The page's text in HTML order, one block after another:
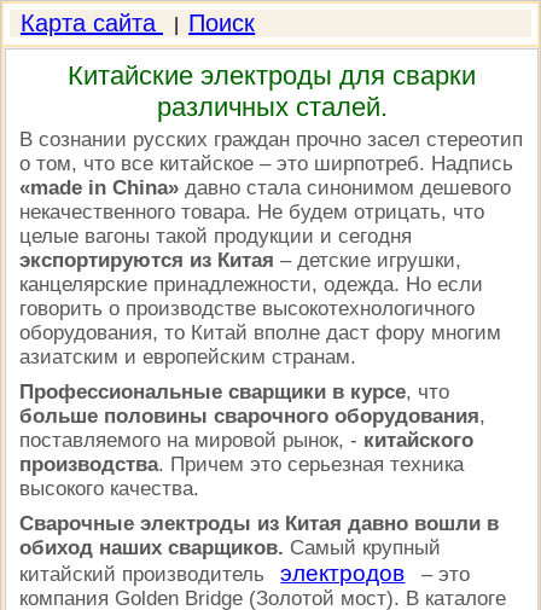
Карта сайта Поиск
Китайские электроды для сварки
различных сталей.
В сознании русских граждан прочно засел стереотип
о том, что все китайское – это ширпотреб. Надпись
«made in China» давно стала синонимом дешевого
некачественного товара. Не будем отрицать, что
целые вагоны такой продукции и сегодня
экспортируются из Китая – детские игрушки,
канцелярские принадлежности, одежда. Но если
говорить о производстве высокотехнологичного
оборудования, то Китай вполне даст фору многим
азиатским и европейским странам.
Профессиональные сварщики в курсе, что
больше половины сварочного оборудования,
поставляемого на мировой рынок, - китайского
производства. Причем это серьезная техника
высокого качества.
Сварочные электроды из Китая давно вошли в
обиход наших сварщиков. Самый крупный
китайский производитель
электродов
– это
компания Golden Bridge (Золотой мост). В каталоге